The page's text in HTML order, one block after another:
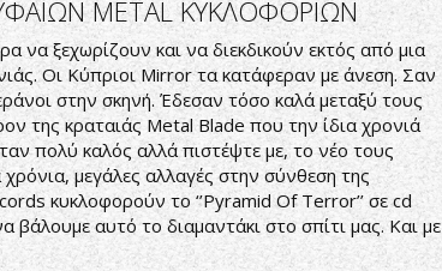
METAL ΚΥΚΛΟΦΟΡΙΩΝ
να ξεχωρίζουν και να διεκδικούν εκτός από μια
Οι Κύπριοι Mirror τα κατάφεραν με άνεση. Σαν
στην σκηνή. Έδεσαν τόσο καλά μεταξύ τους
της κραταιάς Metal Blade που την ίδια χρονιά
πολύ καλός αλλά πιστέψτε με, το νέο τους
μεγάλες αλλαγές στην σύνθεση της
κυκλοφορούν το ‘’Pyramid Of Terror’’ σε cd
βάλουμε αυτό το διαμαντάκι στο σπίτι μας. Και με